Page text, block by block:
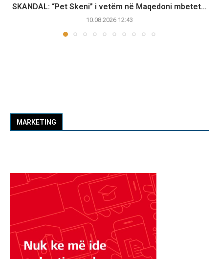
SKANDAL: “Pet Skeni” i vetëm në Maqedoni mbetet...
10.08.2026 12:43
MARKETING